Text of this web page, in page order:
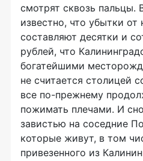
смотрят сквозь пальцы.
известно, что убытки
составляют десятки и
рублей, что
богатейшими
не считается столицей
все по-прежнему
пожимать плечами. И
завистью на соседние
которые живут, в том
привезенного из